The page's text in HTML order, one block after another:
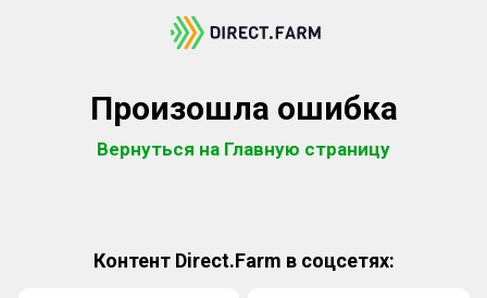
Произошла ошибка
Вернуться на Главную страницу
Контент Direct.Farm в соцсетях: